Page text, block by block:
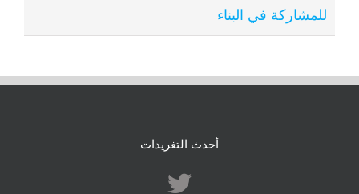
للمشاركة في البناء
أحدث التغريدات